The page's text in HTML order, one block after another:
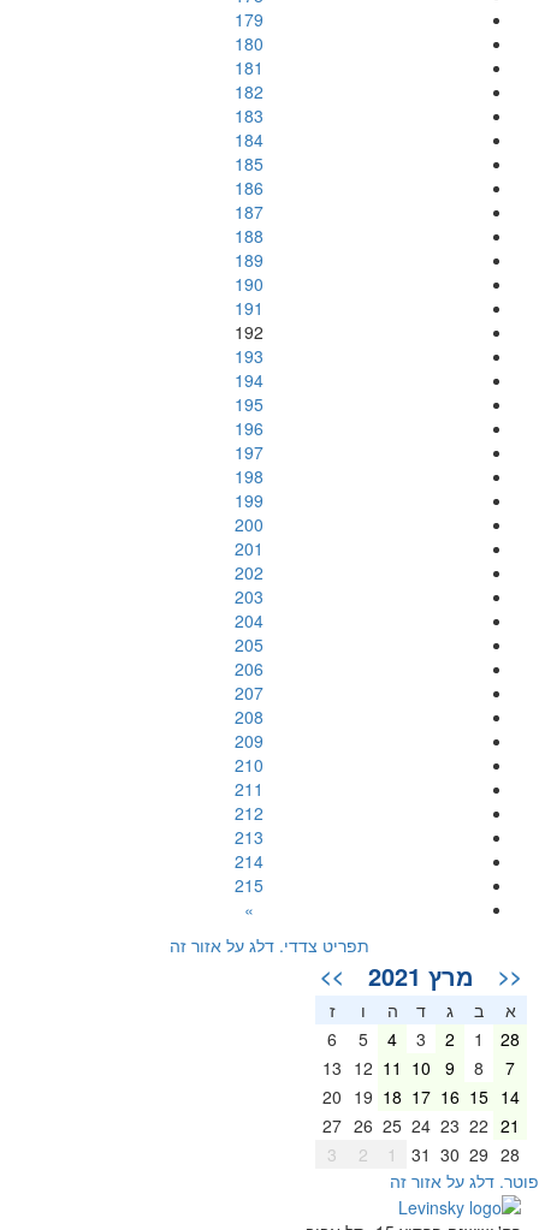
179
180
181
182
183
184
185
186
187
188
189
190
191
192
193
194
195
196
197
198
199
200
201
202
203
204
205
206
207
208
209
210
211
212
213
214
215
»
תפריט צדדי. דלג על אזור זה
<< מרץ 2021 >>
א ב ג ד ה
ז
28
2
3
4
5
6
7
8
9
10
11
12
13
14
15
16
17
18
19
20
21
22
23
24
25
26
27
28
29
30
31
2
3
דלג על אזור זה